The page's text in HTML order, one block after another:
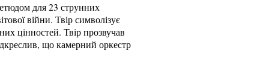
для 23 струнних
війни. Твір символізує
цінностей. Твір прозвучав
що камерний оркестр